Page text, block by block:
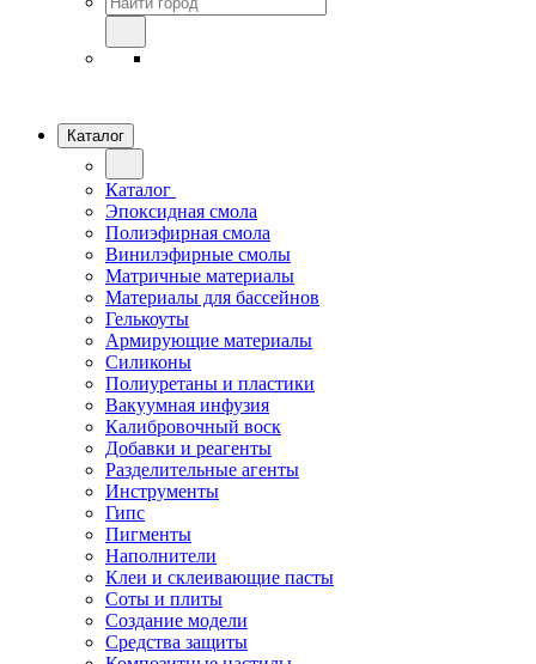
Каталог
Каталог
Эпоксидная смола
Полиэфирная смола
Винилэфирные смолы
Матричные материалы
Материалы для бассейнов
Гелькоуты
Армирующие материалы
Силиконы
Полиуретаны и пластики
Вакуумная инфузия
Калибровочный воск
Добавки и реагенты
Разделительные агенты
Инструменты
Гипс
Пигменты
Наполнители
Клеи и склеивающие пасты
Соты и плиты
Создание модели
Средства защиты